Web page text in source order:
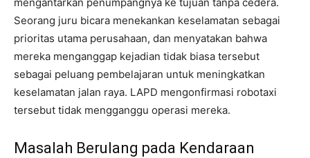
Seorang juru bicara menekankan keselamatan sebagai
prioritas utama perusahaan, dan menyatakan bahwa
mereka menganggap kejadian tidak biasa tersebut
sebagai peluang pembelajaran untuk meningkatkan
keselamatan jalan raya. LAPD mengonfirmasi robotaxi
tersebut tidak mengganggu operasi mereka.
Masalah Berulang pada Kendaraan